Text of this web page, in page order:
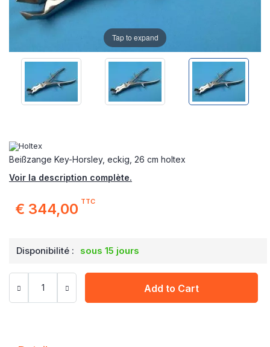
Beißzange Key-Horsley, eckig, 26 cm holtex
Voir la description complète.
€ 344,00 TTC
Disponibilité : sous 15 jours
Add to Cart
Tap to expand